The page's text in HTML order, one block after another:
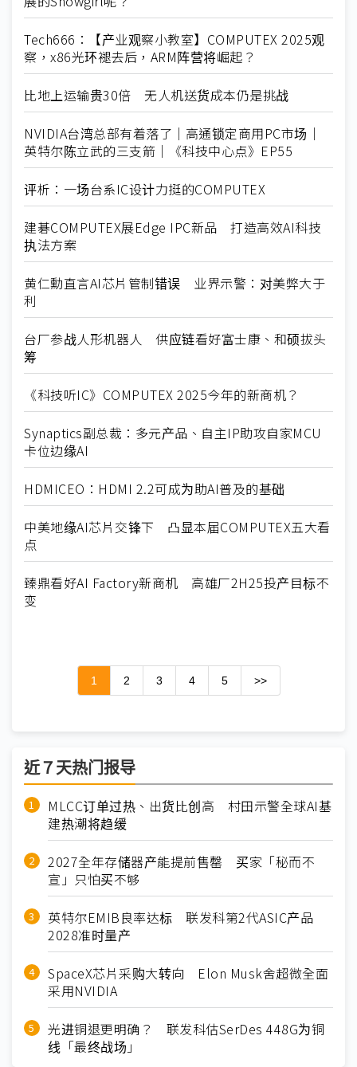
Tech666：【产业观察小教室】COMPUTEX 2025观
察，x86光环褪去后，ARM阵营将崛起？
比地上运输贵30倍 无人机送货成本仍是挑战
NVIDIA台湾总部有着落了｜高通锁定商用PC市场｜
英特尔陈立武的三支箭｜《科技中心点》EP55
评析：一场台系IC设计力挺的COMPUTEX
建碁COMPUTEX展Edge IPC新品 打造高效AI科技
执法方案
黄仁勳直言AI芯片管制错误 业界示警：对美弊大于
利
台厂参战人形机器人 供应链看好富士康、和硕拔头
筹
《科技听IC》COMPUTEX 2025今年的新商机？
Synaptics副总裁：多元产品、自主IP助攻自家MCU
卡位边缘AI
HDMICEO：HDMI 2.2可成为助AI普及的基础
中美地缘AI芯片交锋下 凸显本届COMPUTEX五大看
点
臻鼎看好AI Factory新商机 高雄厂2H25投产目标不
变
1 2 3 4 5 >>
近７天热门报导
MLCC订单过热、出货比创高 村田示警全球AI基
建热潮将趋缓
2027全年存储器产能提前售罄 买家「秘而不
宣」只怕买不够
英特尔EMIB良率达标 联发科第2代ASIC产品
2028准时量产
SpaceX芯片采购大转向 Elon Musk舍超微全面
采用NVIDIA
光进铜退更明确？ 联发科估SerDes 448G为铜
线「最终战场」